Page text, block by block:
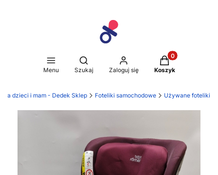
Menu
Otwórz wyszukiwarkę
Szukaj Zaloguj się
Produkty w
Koszyk
dla dzieci i mam - Dedek Sklep Foteliki samochodowe Używane foteliki